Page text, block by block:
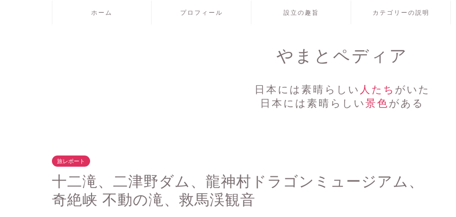
ホーム プロフィール 設立の趣旨 カテゴリーの説明
やまとペディア
日本には素晴らしい 人たち がいた
日本には素晴らしい景色がある
旅レポート
十二滝、二津野ダム、龍神村ドラゴンミュージアム、
奇絶峡 不動の滝、救馬渓観音